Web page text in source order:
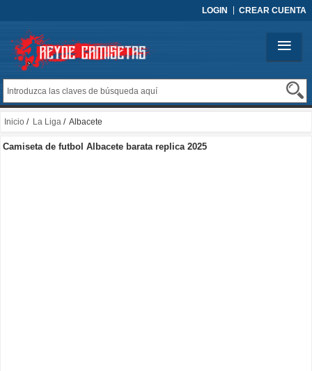
LOGIN CREAR CUENTA
Inicio / La Liga / Albacete
Camiseta de futbol Albacete barata replica 2025